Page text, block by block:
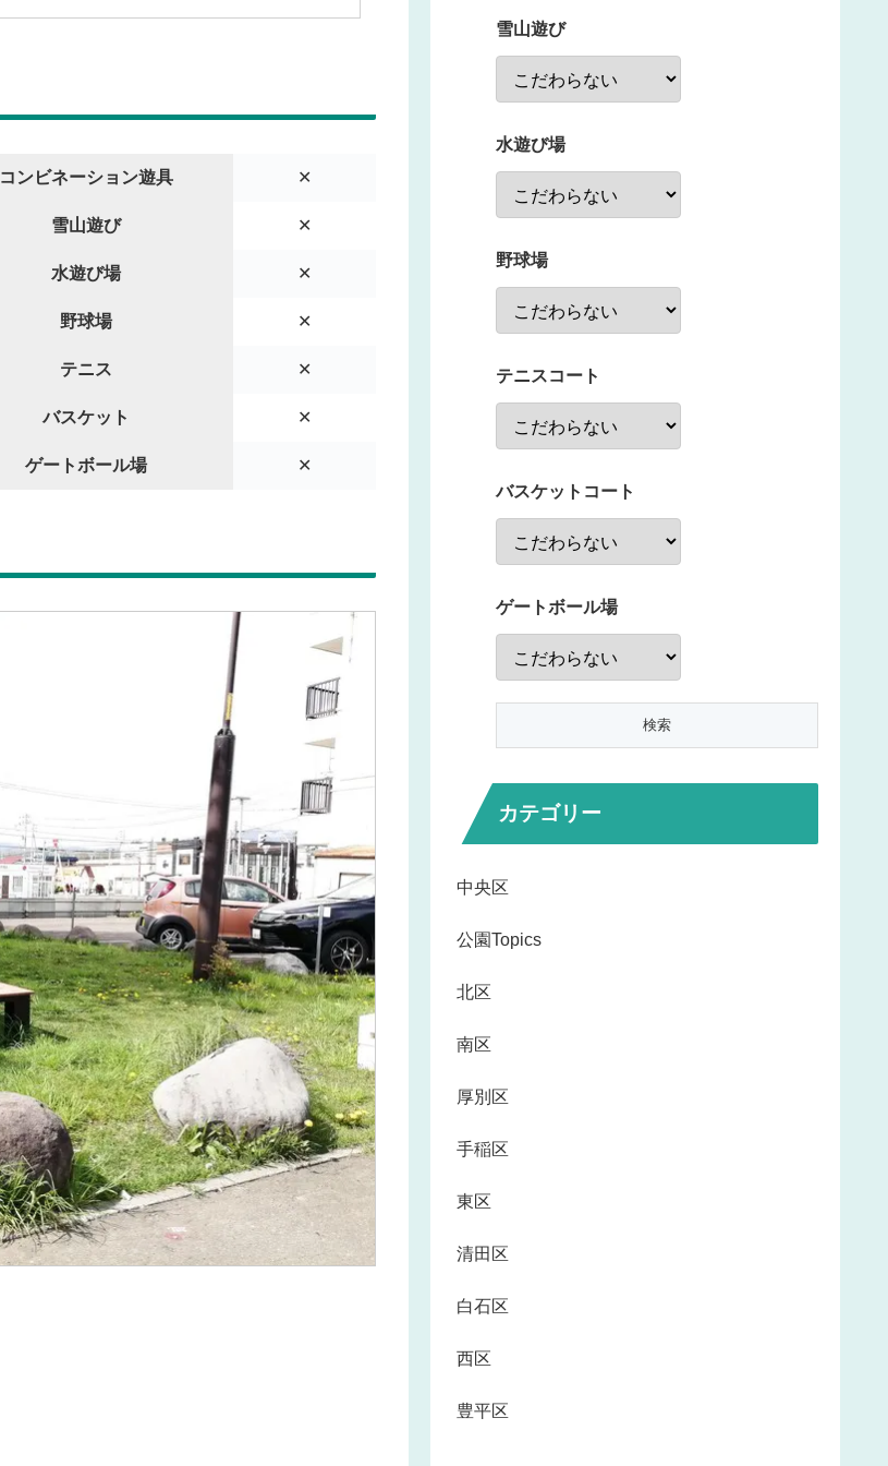
コンビネーション遊具 ✕
雪山遊び ✕
水遊び場 ✕
野球場 ✕
テニス ✕
バスケット ✕
ゲートボール場 ✕
雪山遊び
水遊び場
野球場
テニスコート
バスケットコート
ゲートボール場
カテゴリー
中央区
公園Topics
北区
南区
厚別区
手稲区
東区
清田区
白石区
西区
豊平区